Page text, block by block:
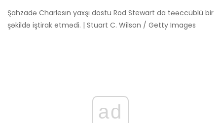
Şahzadə Charlesın yaxşı dostu Rod Stewart da təəccüblü bir
şəkildə iştirak etmədi. | Stuart C. Wilson / Getty Images
ad